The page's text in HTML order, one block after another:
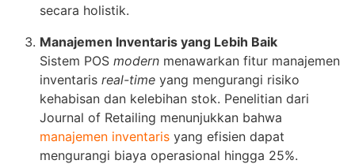
secara holistik.
Manajemen Inventaris yang Lebih Baik
Sistem POS modernmenawarkan fitur manajemen
inventarisreal-time yang mengurangi risiko
kehabisan dan kelebihan stok. Penelitian dari
Journal of Retailing menunjukkan bahwa
manajemen inventarisyang efisien dapat
mengurangi biaya operasional hingga 25%.